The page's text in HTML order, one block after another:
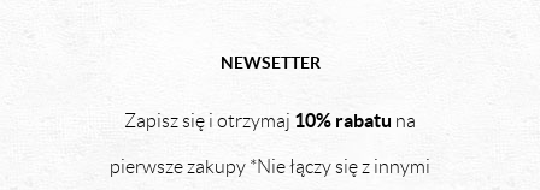
NEWSETTER
Zapisz się i otrzymaj 10% rabatu na
pierwsze zakupy *Nie łączy się z innymi